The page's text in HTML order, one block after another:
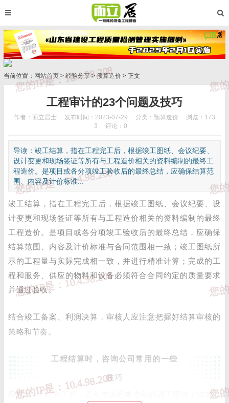
当前位置： 网站首页 > 经验分享>预算造价 > 正文
工程审计的23个问题及技巧
作者：而立居士 发布时间：2023-07-29 分类： 预算造价
浏览：173
3
评论：0
导读：竣工结算，指在工程完工后，根据竣工图纸、会议纪要、
设计变更和现场签证等所有与工程造价相关的资料编制的最终工
程造价。是项目或各分项竣工验收后的最终总结，应确保结算范
围、内容及计价标准...
竣工结算，指在工程完工后，根据竣工图纸、会议纪要、设
计变更和现场签证等所有与工程造价相关的资料编制的最终
工程造价。是项目或各分项竣工验收后的最终总结，应确保
结算范围、内容及计价标准与合同范围相一致；竣工图纸所
示的工程量与实际完成相一致，并进行精准计算；完成的工
程和服务、供应的物料和设备必须符合合同约定的质量要求
并通过验收。
结合竣工备案、利润决算，审核人应注意把握好结算审核的
策略和节奏。
工程结算时，咨询公司常用的一些
技巧
问题1：工程完工后，乙方依据后来变化的施工图做了结算，